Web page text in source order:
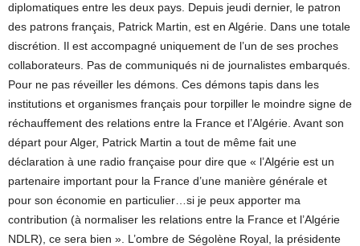
diplomatiques entre les deux pays. Depuis jeudi dernier, le patron
des patrons français, Patrick Martin, est en Algérie. Dans une totale
discrétion. Il est accompagné uniquement de l’un de ses proches
collaborateurs. Pas de communiqués ni de journalistes embarqués.
Pour ne pas réveiller les démons. Ces démons tapis dans les
institutions et organismes français pour torpiller le moindre signe de
réchauffement des relations entre la France et l’Algérie. Avant son
départ pour Alger, Patrick Martin a tout de même fait une
déclaration à une radio française pour dire que « l’Algérie est un
partenaire important pour la France d’une manière générale et
pour son économie en particulier…si je peux apporter ma
contribution (à normaliser les relations entre la France et l’Algérie
NDLR), ce sera bien ». L’ombre de Ségolène Royal, la présidente